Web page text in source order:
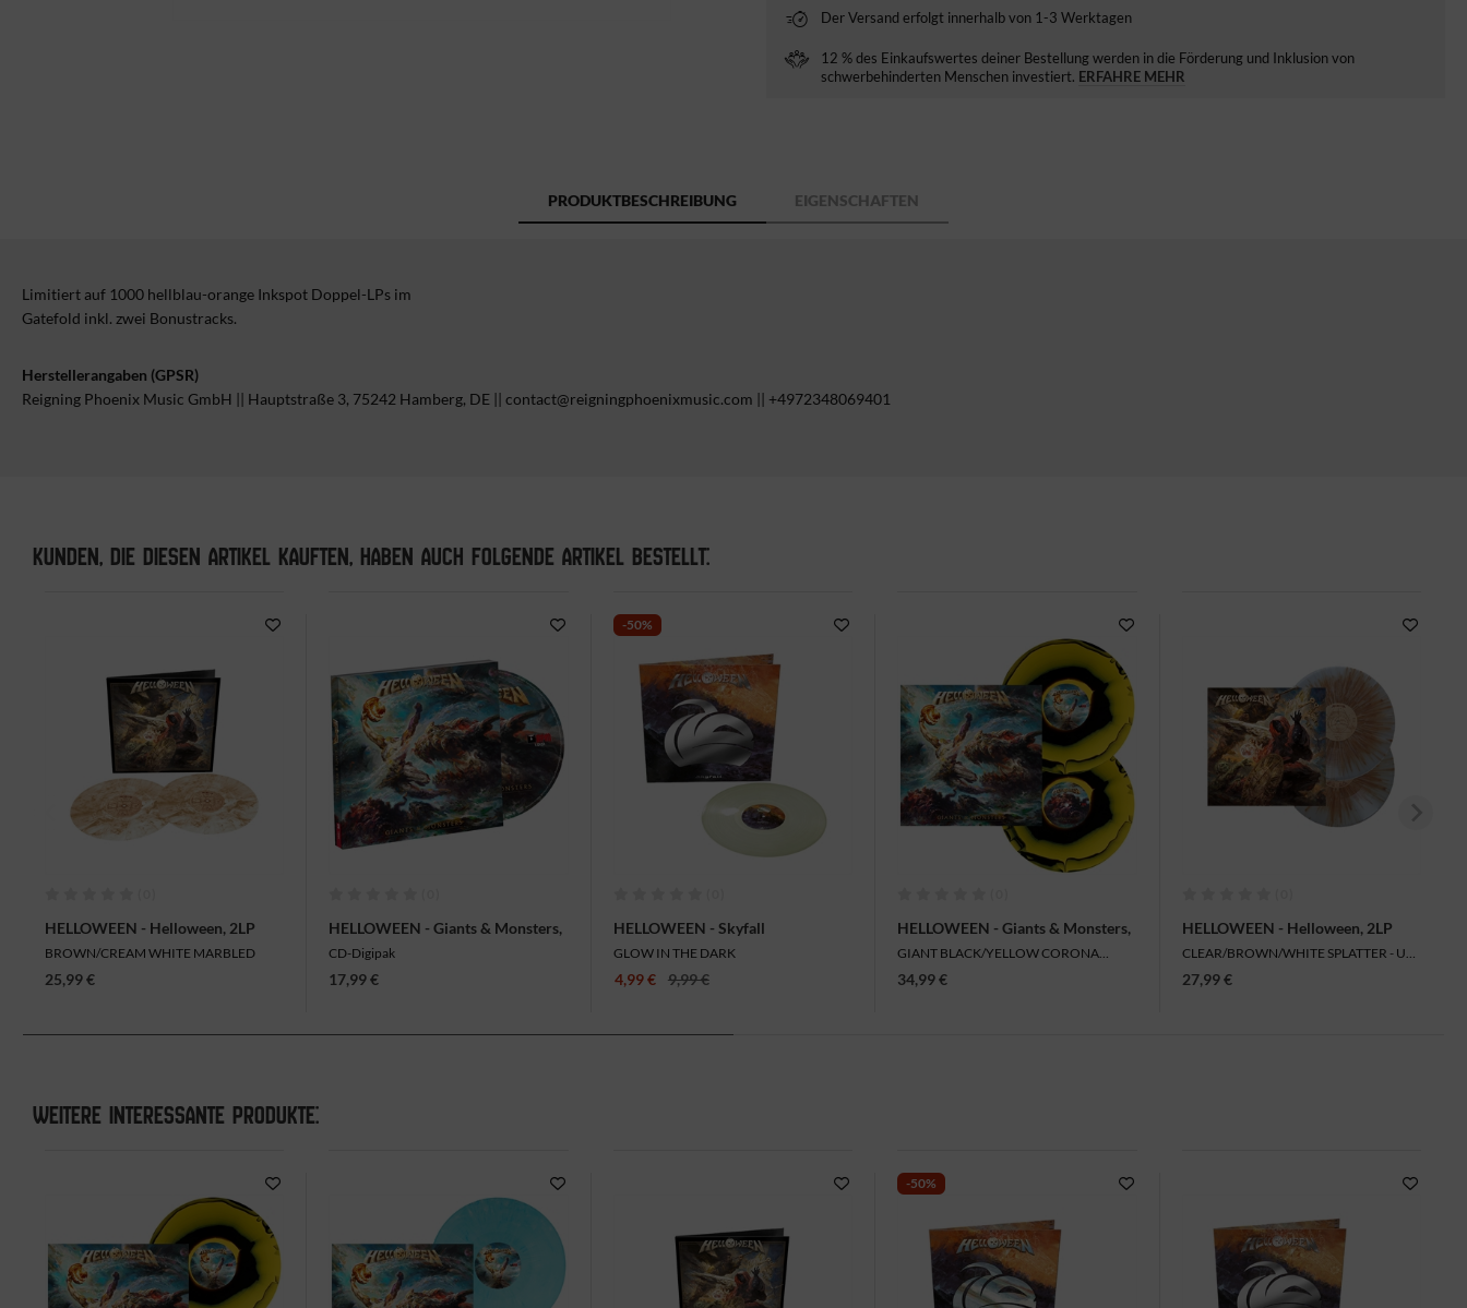
Der Versand erfolgt innerhalb von 1-3 Werktagen
12 % des Einkaufswertes deiner Bestellung werden in die Förderung und Inklusion von
schwerbehinderten Menschen investiert. ERFAHRE MEHR
PRODUKTBESCHREIBUNG EIGENSCHAFTEN
Limitiert auf 1000 hellblau-orange Inkspot Doppel-LPs im
Gatefold inkl. zwei Bonustracks.
Herstellerangaben (GPSR)
Reigning Phoenix Music GmbH || Hauptstraße 3, 75242 Hamberg, DE || contact@reigningphoenixmusic.com || +4972348069401
KUNDEN, DIE DIESEN ARTIKEL KAUFTEN, HABEN AUCH FOLGENDE ARTIKEL BESTELLT:
HELLOWEEN - Helloween, 2LP
BROWN/CREAM WHITE MARBLED
25,99 €
HELLOWEEN - Giants & Monsters,
CD
CD-Digipak
17,99 €
-50%
HELLOWEEN - Skyfall
(Indestructible Version), Mini-LP
GLOW IN THE DARK
4,99 € 9,99 €
HELLOWEEN - Giants & Monsters,
2LP
GIANT BLACK/YELLOW CORONA
34,99 €
HELLOWEEN - Helloween, 2LP
CLEAR/BROWN/WHITE SPLATTER - US-
27,99 €
WEITERE INTERESSANTE PRODUKTE:
-50%